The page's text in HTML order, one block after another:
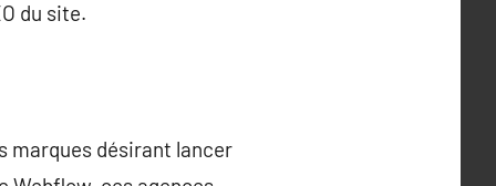
du site.
marques désirant lancer